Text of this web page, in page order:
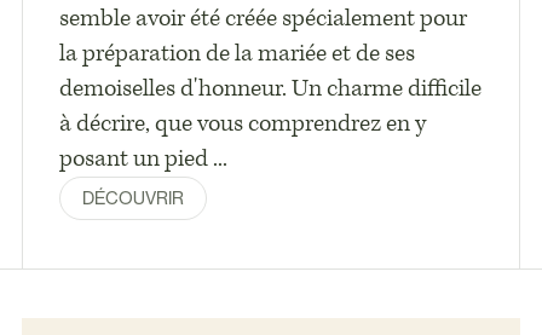
semble avoir été créée spécialement pour
la préparation de la mariée et de ses
demoiselles d'honneur. Un charme difficile
à décrire, que vous comprendrez en y
posant un pied ...
DÉCOUVRIR